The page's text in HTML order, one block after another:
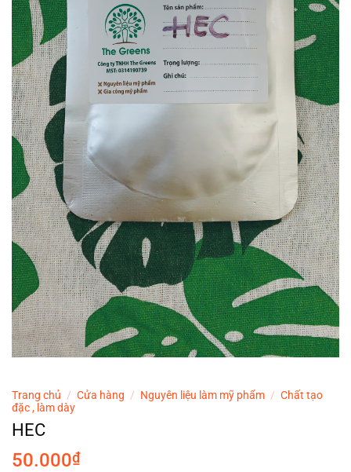
Trang chủ / Cửa hàng / Nguyên liệu làm mỹ phẩm / Chất tạo
đặc , làm dày
HEC
50.000₫